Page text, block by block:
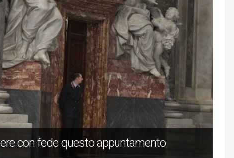
con fede questo appuntamento